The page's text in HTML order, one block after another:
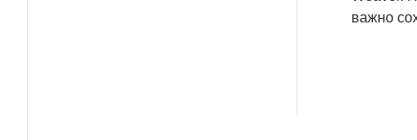
важно